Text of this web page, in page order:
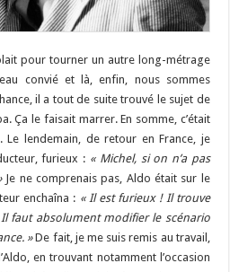
pour tourner un autre long-métrage
convié et là, enfin, nous sommes
il a tout de suite trouvé le sujet de
Ça le faisait marrer. En somme, c’était
lendemain, de retour en France, je
furieux : « Michel, si on n’a pas
Je ne comprenais pas, Aldo était sur le
enchaîna : « Il est furieux ! Il trouve
faut absolument modifier le scénario
»De fait, je me suis remis au travail,
en trouvant notamment l’occasion